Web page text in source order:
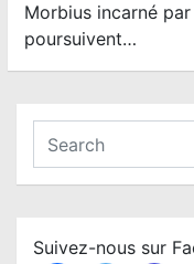
Morbius incarné
poursuivent…
a
c
Suivez-nous sur